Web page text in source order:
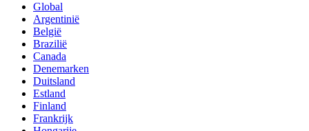
Global
Argentinië
België
Brazilië
Canada
Denemarken
Duitsland
Estland
Finland
Frankrijk